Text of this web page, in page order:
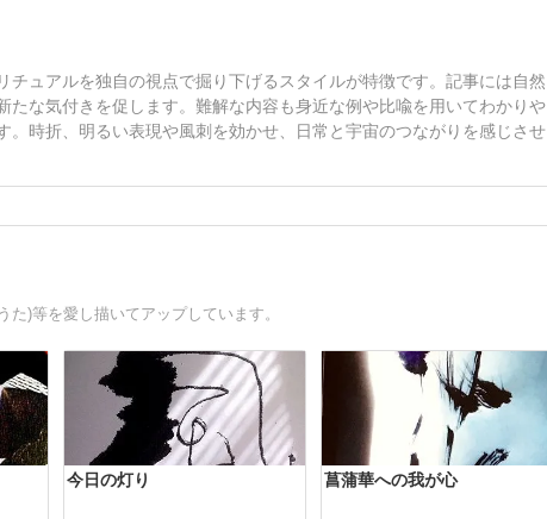
ュアルを独自の視点で掘り下げるスタイルが特徴です。記事には自然
な気付きを促します。難解な内容も身近な例や比喩を用いてわかりや
時折、明るい表現や風刺を効かせ、日常と宇宙のつながりを感じさせ
)等を愛し描いてアップしています。
今日の灯り 菖蒲華への我が心